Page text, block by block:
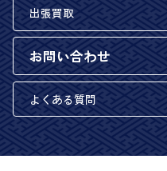
出張買取
お問い合わせ
よくある質問